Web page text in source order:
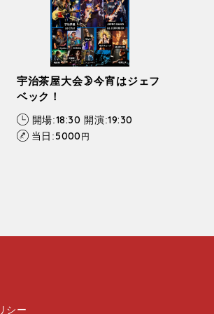
宇治茶屋大会🌛今宵はジェフ
ベック！
開場:18:30 開演:19:30
当日:5000 円
シー